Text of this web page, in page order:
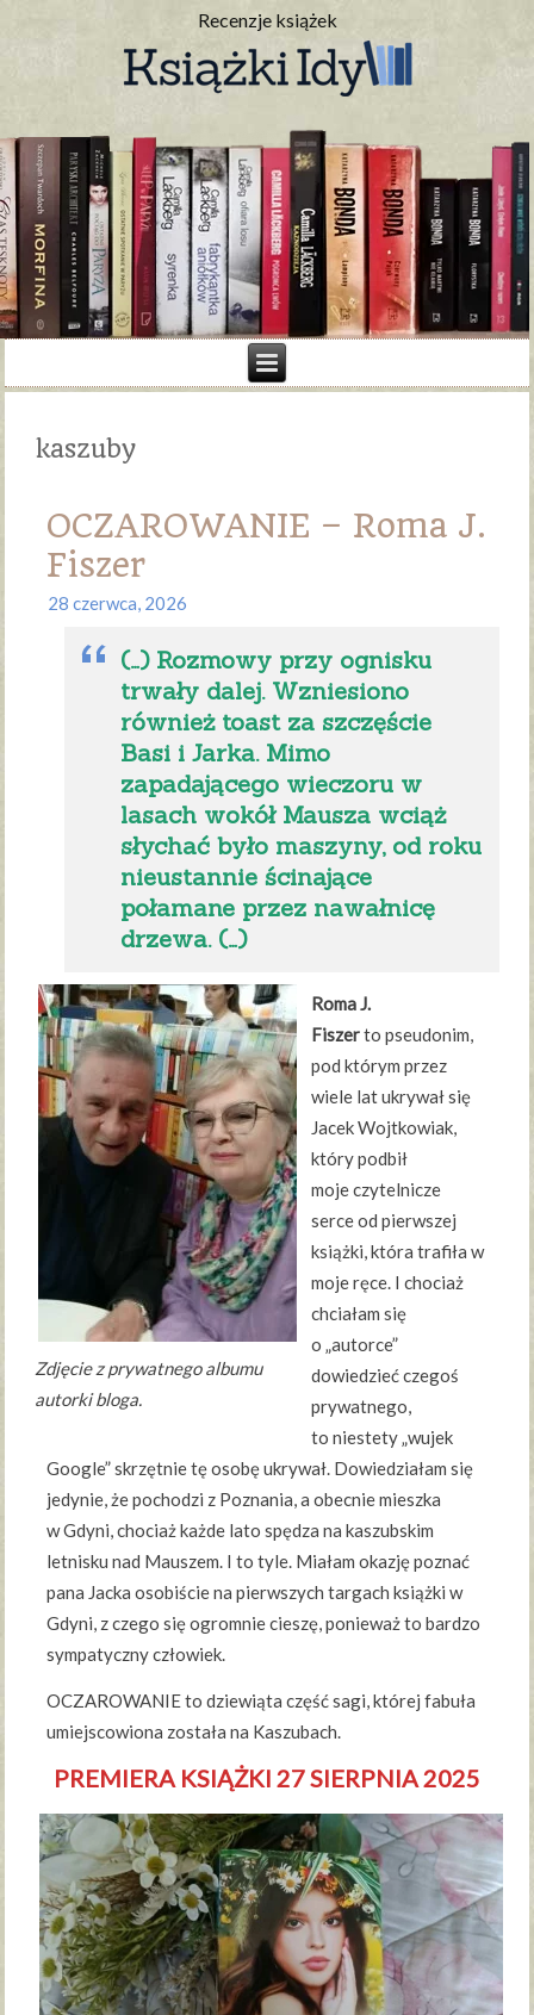
Recenzje książek
kaszuby
OCZAROWANIE – Roma J.
Fiszer
28 czerwca, 2026
(…) Rozmowy przy ognisku
trwały dalej. Wzniesiono
również toast za szczęście
Basi i Jarka. Mimo
zapadającego wieczoru w
lasach wokół Mausza wciąż
słychać było maszyny, od roku
nieustannie ścinające
połamane przez nawałnicę
drzewa. (…)
Zdjęcie z prywatnego albumu
autorki bloga.
Roma J.
Fiszerto pseudonim,
pod którym przez
wiele lat ukrywał się
Jacek Wojtkowiak,
który podbił
moje czytelnicze
serce od pierwszej
książki, która trafiła w
moje ręce. I chociaż
chciałam się
o „autorce”
dowiedzieć czegoś
prywatnego,
to niestety „wujek
Google” skrzętnie tę osobę ukrywał. Dowiedziałam się
jedynie, że pochodzi z Poznania, a obecnie mieszka
w Gdyni, chociaż każde lato spędza na kaszubskim
letnisku nad Mauszem. I to tyle. Miałam okazję poznać
pana Jacka osobiście na pierwszych targach książki w
Gdyni, z czego się ogromnie cieszę, ponieważ to bardzo
sympatyczny człowiek.
OCZAROWANIE to dziewiąta część sagi, której fabuła
umiejscowiona została na Kaszubach.
PREMIERA KSIĄŻKI 27 SIERPNIA 2025